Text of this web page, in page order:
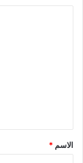
*
الاسم *